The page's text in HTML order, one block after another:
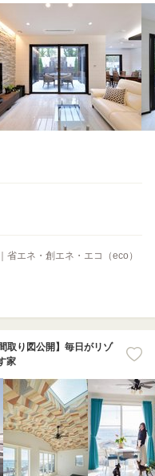
省エネ・創エネ・エコ（eco）
取り図公開】毎日がリゾ
家